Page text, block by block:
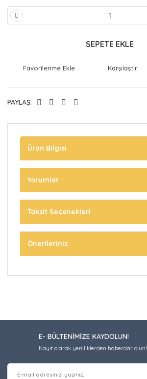
SEPETE EKLE
Karşılaştır
PAYLAŞ:
Ürün Bilgisi
Yorumlar
Taksit Seçenekleri
Önerileriniz
E- BÜLTENİMİZE KAYDOLUN!
Kayıt olarak yeniliklerden haberdar olun!